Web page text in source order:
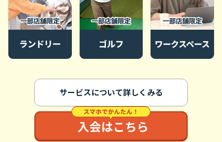
サービスについて詳しくみる